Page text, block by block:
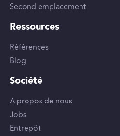
Second emplacement
Ressources
Références
Blog
Société
A propos de nous
Jobs
Entrepôt